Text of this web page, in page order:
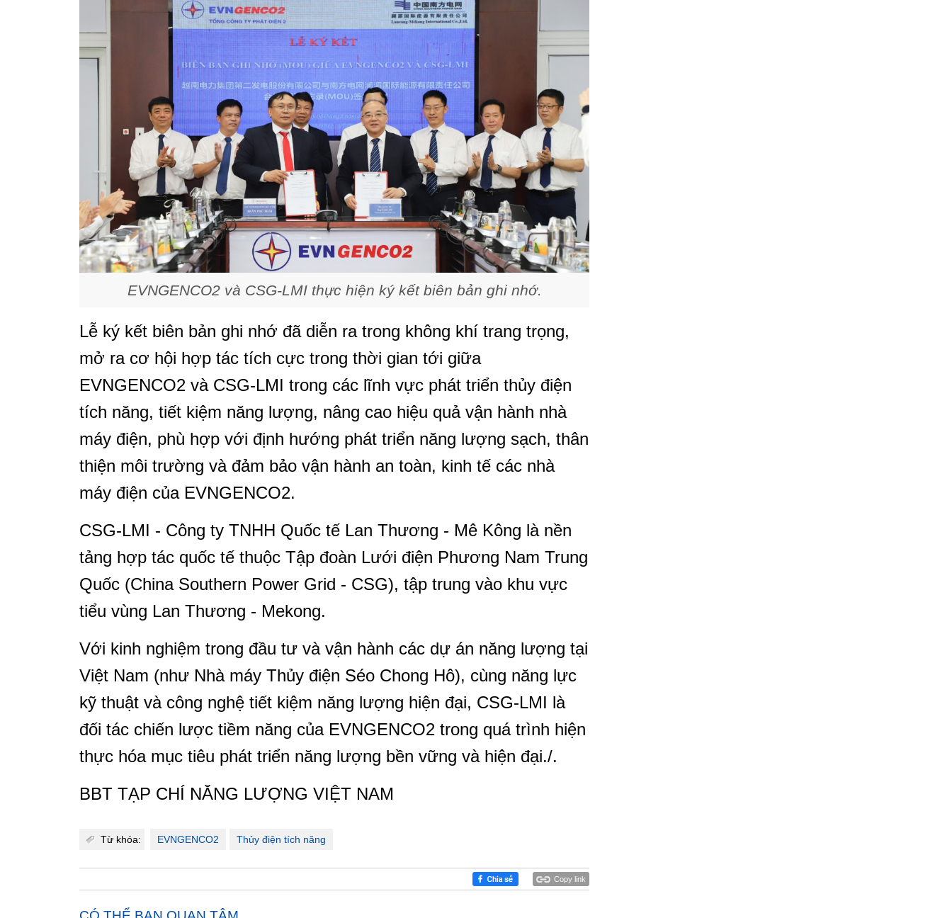
EVNGENCO2 và CSG-LMI thực hiện ký kết biên bản ghi nhớ.
Lễ ký kết biên bản ghi nhớ đã diễn ra trong không khí trang trọng,
mở ra cơ hội hợp tác tích cực trong thời gian tới giữa
EVNGENCO2 và CSG-LMI trong các lĩnh vực phát triển thủy điện
tích năng, tiết kiệm năng lượng, nâng cao hiệu quả vận hành nhà
máy điện, phù hợp với định hướng phát triển năng lượng sạch, thân
thiện môi trường và đảm bảo vận hành an toàn, kinh tế các nhà
máy điện của EVNGENCO2.
CSG-LMI - Công ty TNHH Quốc tế Lan Thương - Mê Kông là nền
tảng hợp tác quốc tế thuộc Tập đoàn Lưới điện Phương Nam Trung
Quốc (China Southern Power Grid - CSG), tập trung vào khu vực
tiểu vùng Lan Thương - Mekong.
Với kinh nghiệm trong đầu tư và vận hành các dự án năng lượng tại
Việt Nam (như Nhà máy Thủy điện Séo Chong Hô), cùng năng lực
kỹ thuật và công nghệ tiết kiệm năng lượng hiện đại, CSG-LMI là
đối tác chiến lược tiềm năng của EVNGENCO2 trong quá trình hiện
thực hóa mục tiêu phát triển năng lượng bền vững và hiện đại./.
BBT TẠP CHÍ NĂNG LƯỢNG VIỆT NAM
Từ khóa: EVNGENCO2 Thủy điện tích năng
Copy link